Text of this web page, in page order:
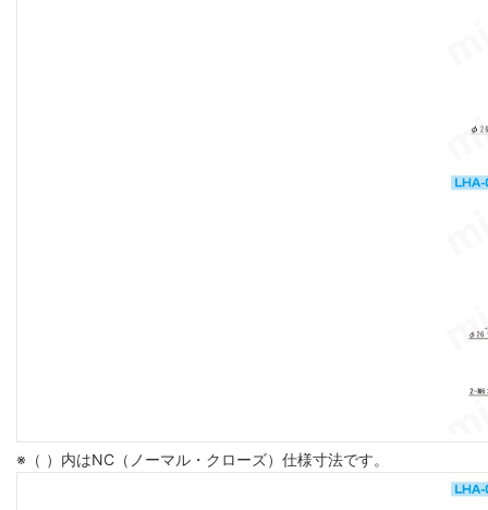
※（ ）内はNC（ノーマル・クローズ）仕様寸法です。